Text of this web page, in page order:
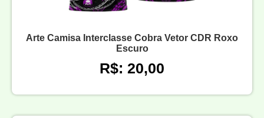
Arte Camisa Interclasse Cobra Vetor CDR Roxo
Escuro
R$: 20,00